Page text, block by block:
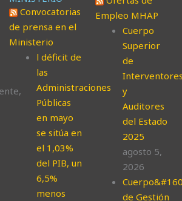
Convocatorias
de prensa en el
Ministerio
l déficit de
las
Administraciones
Públicas
en mayo
se sitúa en
el 1,03%
del PIB, un
6,5%
menos
Empleo MHAP
Cuerpo
Superior
de
y
Auditores
del Estado
2025
agosto 5,
2026
de Gestión